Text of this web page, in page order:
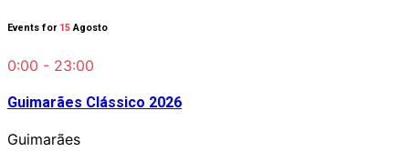
Events for 15Agosto
0:00 - 23:00
Guimarães Clássico 2026
Guimarães